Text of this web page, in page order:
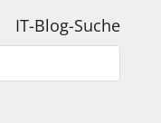
IT-Blog-Suche